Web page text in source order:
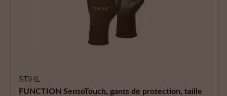
STIHL
FUNCTION SensoTouch, gants de protection, taille